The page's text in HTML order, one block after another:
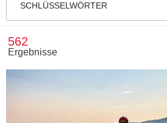
SCHLÜSSELWÖRTER
562
Ergebnisse